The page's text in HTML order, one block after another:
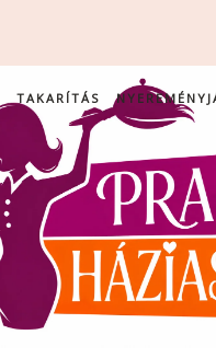
TAKARÍTÁS